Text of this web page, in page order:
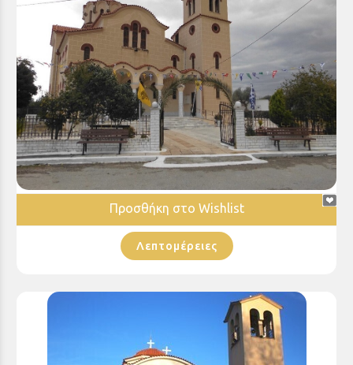
Ιερός Ναός Αγίου Αλεξίου Σταφιδαλώνων Αιγίου
Προσθήκη στο Wishlist
Λεπτομέρειες